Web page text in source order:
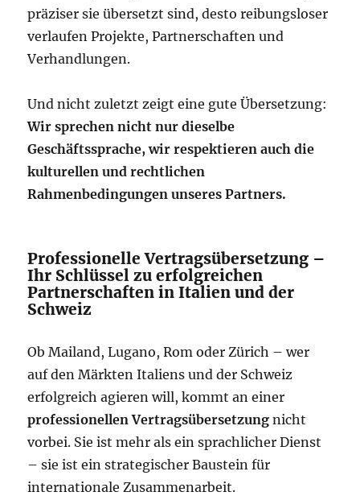
präziser sie übersetzt sind, desto reibungsloser
verlaufen Projekte, Partnerschaften und
Verhandlungen.
Und nicht zuletzt zeigt eine gute Übersetzung:
Wir sprechen nicht nur dieselbe
Geschäftssprache, wir respektieren auch die
kulturellen und rechtlichen
Rahmenbedingungen unseres Partners.
Professionelle Vertragsübersetzung –
Ihr Schlüssel zu erfolgreichen
Partnerschaften in Italien und der
Schweiz
Ob Mailand, Lugano, Rom oder Zürich – wer
auf den Märkten Italiens und der Schweiz
erfolgreich agieren will, kommt an einer
professionellen Vertragsübersetzung nicht
vorbei. Sie ist mehr als ein sprachlicher Dienst
– sie ist ein strategischer Baustein für
internationale Zusammenarbeit.